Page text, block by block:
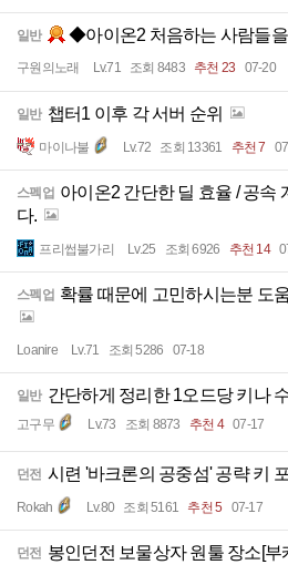
일반 ◆아이온2 처음하는 사람들
구원의노래 Lv.71 조회 8483 추천 23 07-20
일반 챕터1 이후 각 서버 순위
마이나불 Lv.72 조회 13361 추천 7
스펙업 아이온2 간단한 딜 효율 / 공속
다.
프리썹불가리 Lv.25 조회 6926 추천 14
스펙업 확률 때문에 고민하시는분 도
Loanire Lv.71 조회 5286 07-18
일반 간단하게 정리한 1오드당 키나
고구무 Lv.73 조회 8873 추천 4 07-17
던전 시련 '바크론의 공중섬' 공략 키
Rokah Lv.80 조회 5161 추천 5 07-17
던전 봉인던전 보물상자 원툴 장소[부